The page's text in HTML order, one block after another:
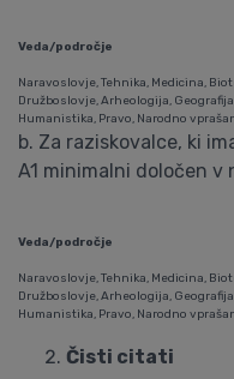
Veda/področje
Naravoslovje, Tehnika, Medicina,
Družboslovje, Arheologija, Geografija
Humanistika, Pravo, Narodno
b. Za raziskovalce, ki
A1 minimalni določen v
Veda/področje
Naravoslovje, Tehnika, Medicina,
Družboslovje, Arheologija, Geografija
Humanistika, Pravo, Narodno
Čisti citati